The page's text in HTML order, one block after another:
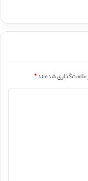
شده‌اند*